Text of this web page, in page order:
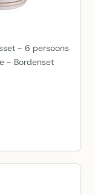
- 6 persoons
- Bordenset